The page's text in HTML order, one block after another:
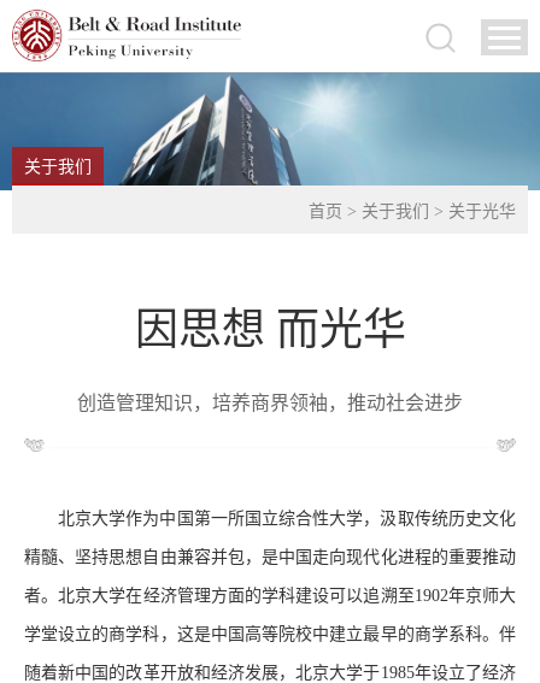
关于我们
首页 > 关于我们 > 关于光华
因思想 而光华
创造管理知识，培养商界领袖，推动社会进步
北京大学作为中国第一所国立综合性大学，汲取传统历史文化
精髓、坚持思想自由兼容并包，是中国走向现代化进程的重要推动
者。北京大学在经济管理方面的学科建设可以追溯至1902年京师大
学堂设立的商学科，这是中国高等院校中建立最早的商学系科。伴
随着新中国的改革开放和经济发展，北京大学于1985年设立了经济